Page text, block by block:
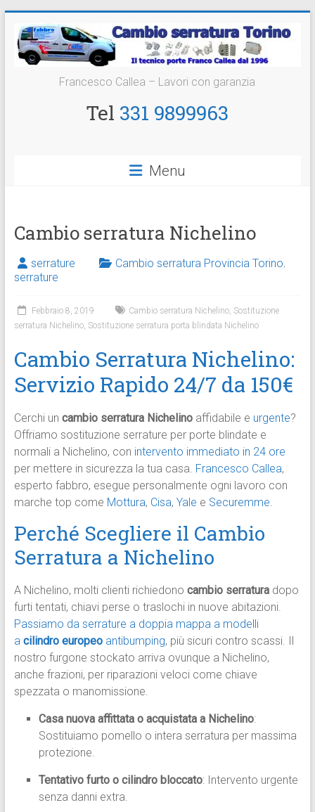
contenuto
Cambio
Serratura
Francesco Callea – Lavori con garanzia
Tel 331 9899963
Menu
Cambio serratura Nichelino
serrature Cambio serratura Provincia Torino,
serrature
Febbraio 8, 2019 Cambio serratura Nichelino, Sostituzione
serratura Nichelino, Sostituzione serratura porta blindata Nichelino
Cambio Serratura Nichelino:
Servizio Rapido 24/7 da 150€
Cerchi un cambio serratura Nichelinoaffidabile e urgente?
Offriamo sostituzione serrature per porte blindate e
normali a Nichelino, con intervento immediato in 24 ore
per mettere in sicurezza la tua casa. Francesco Callea,
esperto fabbro, esegue personalmente ogni lavoro con
marche top come Mottura, Cisa, Yale e Securemme.​
Perché Scegliere il Cambio
Serratura a Nichelino
A Nichelino, molti clienti richiedono cambio serraturadopo
furti tentati, chiavi perse o traslochi in nuove abitazioni.
Passiamo da serrature a doppia mappa a modelli
a cilindro europeoantibumping, più sicuri contro scassi. Il
nostro furgone stockato arriva ovunque a Nichelino,
anche frazioni, per riparazioni veloci come chiave
spezzata o manomissione.​
Casa nuova affittata o acquistata a Nichelino:
Sostituiamo pomello o intera serratura per massima
protezione.
Tentativo furto o cilindro bloccato: Intervento urgente
senza danni extra.